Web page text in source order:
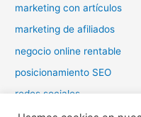
marketing con artículos
marketing de afiliados
negocio online rentable
posicionamiento SEO
redes sociales